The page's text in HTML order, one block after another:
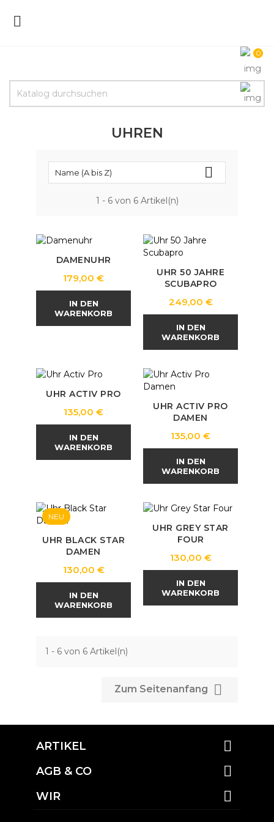

0
UHREN
Name (A bis Z) 
1 - 6 von 6 Artikel(n)
DAMENUHR
Preis
179,00 €
IN DEN
WARENKORB
UHR 50 JAHRE
SCUBAPRO
Preis
249,00 €
IN DEN
WARENKORB
UHR ACTIV PRO
Preis
135,00 €
IN DEN
WARENKORB
UHR ACTIV PRO
DAMEN
Preis
135,00 €
IN DEN
WARENKORB
NEU
UHR BLACK STAR
DAMEN
Preis
130,00 €
IN DEN
WARENKORB
UHR GREY STAR
FOUR
Preis
130,00 €
IN DEN
WARENKORB
1 - 6 von 6 Artikel(n)
Zum Seitenanfang 
ARTIKEL 
AGB & CO 
WIR 